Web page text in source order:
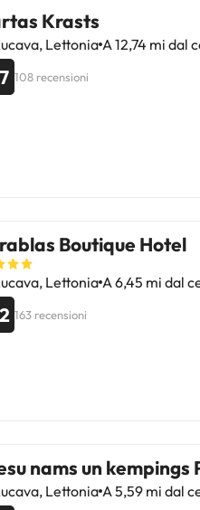
Krasts
Lettonia A 12,74 mi dal
108 recensioni
Boutique Hotel
Lettonia A 6,45 mi dal
163 recensioni
nams un kempings
Lettonia A 5,59 mi dal